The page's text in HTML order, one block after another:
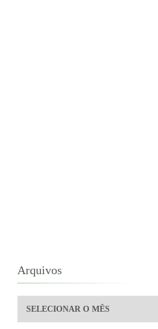
Arquivos
Arquivos